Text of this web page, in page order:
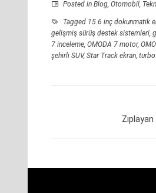
Posted in Blog, Otomobil,
Tagged 15.6 inç dokunmatik
gelişmiş sürüş destek sistemleri,
7 inceleme, OMODA 7 motor,
şehirli SUV, Star Track ekran, turbo